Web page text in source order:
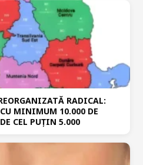
RADICAL:
CU MINIMUM 10.000 DE
CEL PUȚIN 5.000